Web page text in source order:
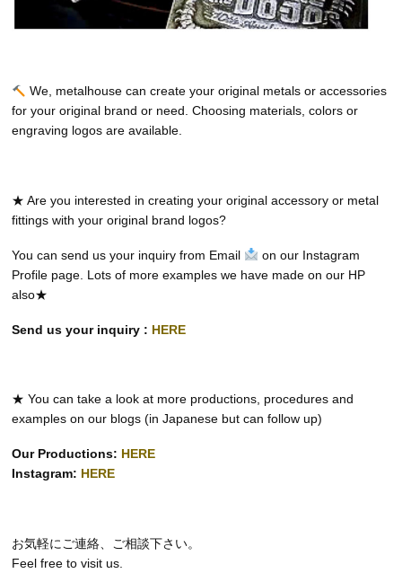
We, metalhouse can create your original metals or accessories
for your original brand or need. Choosing materials, colors or
engraving logos are available.
★ Are you interested in creating your original accessory or metal
fittings with your original brand logos?
You can send us your inquiry from Email
on our Instagram
Profile page. Lots of more examples we have made on our HP
also★
Send us your inquiry : HERE
★ You can take a look at more productions, procedures and
examples on our blogs (in Japanese but can follow up)
Our Productions: HERE
Instagram: HERE
お気軽にご連絡、ご相談下さい。
Feel free to visit us.